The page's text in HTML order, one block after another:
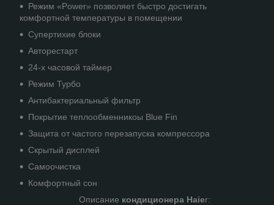
Режим «Power» позволяет быстро достигать
комфортной температуры в помещении
Супертихие блоки
Авторестарт
24-х часовой таймер
Режим Турбо
Антибактериальный фильтр
Покрытие теплообменникоы Blue Fin
Защита от частого перезапуска компрессора
Скрытый дисплей
Самоочистка
Комфортный сон
Описание кондиционера Haier: